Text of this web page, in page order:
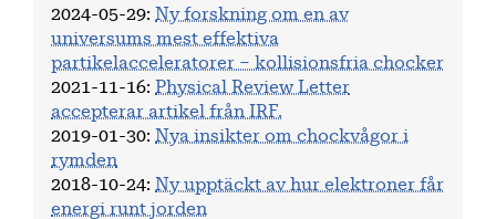
2024-05-29: Ny forskning om en av
universums mest effektiva
partikelacceleratorer – kollisionsfria chocker
2021-11-16: Physical Review Letter
accepterar artikel från IRF.
2019-01-30: Nya insikter om chockvågor i
rymden
2018-10-24: Ny upptäckt av hur elektroner får
energi runt jorden